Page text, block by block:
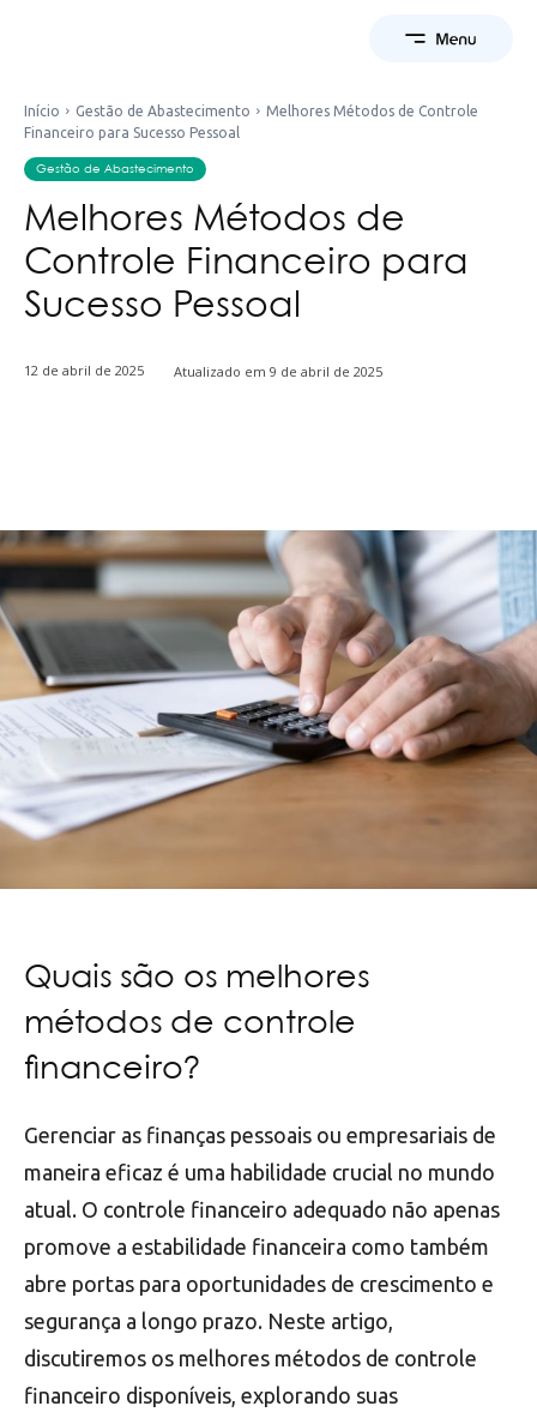
Início Gestão de Abastecimento
Melhores Métodos de Controle
Financeiro para Sucesso Pessoal
Gestão de Abastecimento
Melhores Métodos de
Controle Financeiro para
Sucesso Pessoal
12 de abril de 2025 Atualizado em 9 de abril de 2025
Quais são os melhores
métodos de controle
financeiro?
Gerenciar as finanças pessoais ou empresariais de
maneira eficaz é uma habilidade crucial no mundo
atual. O controle financeiro adequado não apenas
promove a estabilidade financeira como também
abre portas para oportunidades de crescimento e
segurança a longo prazo. Neste artigo,
discutiremos os melhores métodos de controle
financeiro disponíveis, explorando suas